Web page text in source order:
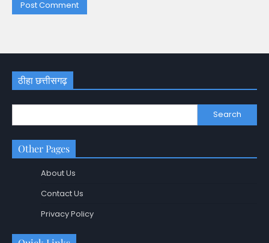
ठीहा छत्तीसगढ़
Search
Other Pages
About Us
Contact Us
Privacy Policy